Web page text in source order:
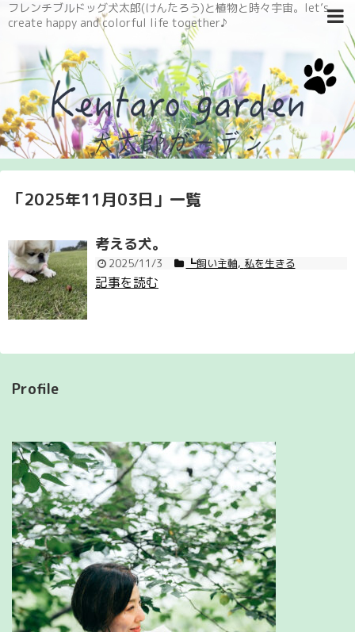
フレンチブルドッグ犬太郎(けんたろう)と植物と時々宇宙。let’s
create happy and colorful life together♪
「2025年11月03日 」 一覧
考える犬。
2025/11/3 ┗飼い主軸, 私を生きる
記事を読む
Profile